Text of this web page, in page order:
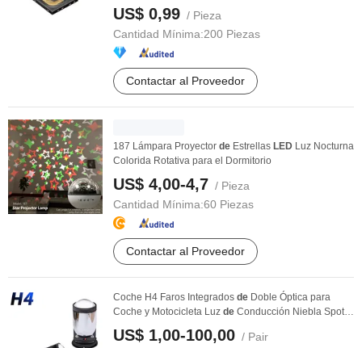
US$ 0,99 / Pieza
Cantidad Mínima:200 Piezas
Contactar al Proveedor
187 Lámpara Proyector de Estrellas LED Luz Nocturna
Colorida Rotativa para el Dormitorio
US$ 4,00-4,7 / Pieza
Cantidad Mínima:60 Piezas
Contactar al Proveedor
Coche H4 Faros Integrados de Doble Óptica para
Coche y Motocicleta Luz de Conducción Niebla Spot
US$ 1,00-100,00 / Pair